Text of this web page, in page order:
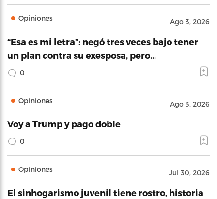
Opiniones Ago 3, 2026
“Esa es mi letra”: negó tres veces bajo tener
un plan contra su exesposa, pero…
0
Opiniones Ago 3, 2026
Voy a Trump y pago doble
0
Opiniones Jul 30, 2026
El sinhogarismo juvenil tiene rostro, historia